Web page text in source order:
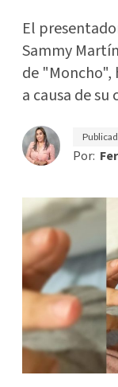
El
Sammy
de "Moncho",
a causa de su
Por: